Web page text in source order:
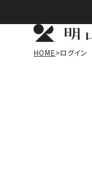
HOME ログイン